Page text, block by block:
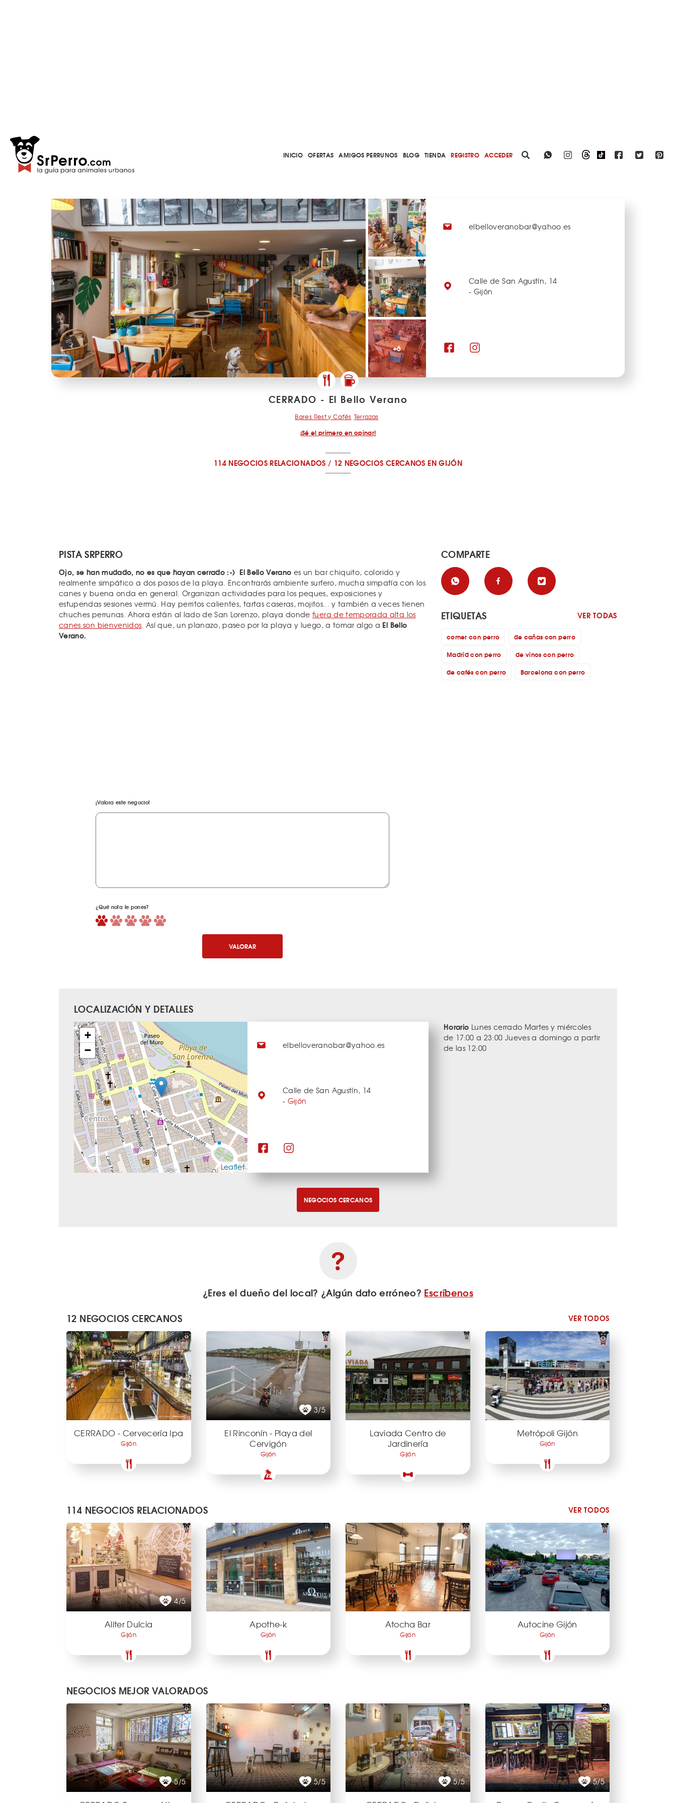
INICIO OFERTAS AMIGOS PERRUNOS BLOG TIENDA REGISTRO ACCEDER
+6
elbelloveranobar@yahoo.es
Calle de San Agustín, 14
- Gijón
CERRADO - El Bello Verano
Bares Rest y Cafés Terrazas
¡Sé el primero en opinar!
114 NEGOCIOS RELACIONADOS / 12 NEGOCIOS CERCANOS EN GIJÓN
PISTA SRPERRO
Ojo, se han mudado, no es que hayan cerrado :-) El Bello Verano es un bar chiquito, colorido y
realmente simpático a dos pasos de la playa. Encontrarás ambiente surfero, mucha simpatía con los
canes y buena onda en general. Organizan actividades para los peques, exposiciones y
estupendas sesiones vermú. Hay perritos calientes, tartas caseras, mojitos... y también a veces tienen
chuches perrunas. Ahora están al lado de San Lorenzo, playa dondefuera de temporada alta los
canes son bienvenidos. Así que, un planazo, paseo por la playa y luego, a tomar algo a El Bello
Verano.
¡Valora este negocio!
¿Qué nota le pones?
VALORAR
COMPARTE
ETIQUETAS VER TODAS
comer con perro
de cañas con perro
Madrid con perro
de vinos con perro
de cafés con perro
Barcelona con perro
LOCALIZACIÓN Y DETALLES
+
−
Leaflet
elbelloveranobar@yahoo.es
Calle de San Agustín, 14
- Gijón
Horario Lunes cerrado Martes y miércoles
de 17:00 a 23:00 Jueves a domingo a partir
de las 12:00
NEGOCIOS CERCANOS
¿Eres el dueño del local? ¿Algún dato erróneo? Escríbenos
12 NEGOCIOS CERCANOS
VER TODOS
CERRADO - Cervecería Ipa
Gijón
3/5
El Rinconín - Playa del
Cervigón
Gijón
Laviada Centro de
Jardinería
Gijón
Metrópoli Gijón
Gijón
114 NEGOCIOS RELACIONADOS VER TODOS
4/5
Aliter Dulcia
Gijón
Apothe-k
Gijón
Atocha Bar
Gijón
Autocine Gijón
Gijón
NEGOCIOS MEJOR VALORADOS
5/5 5/5 5/5 5/5